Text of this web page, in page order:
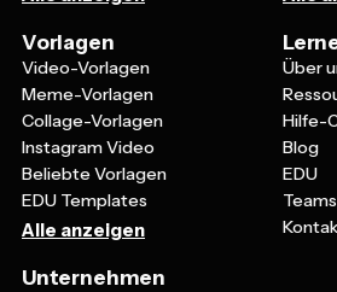
Video-Vorlagen
Meme-Vorlagen
Collage-Vorlagen
Instagram Video
Beliebte Vorlagen
EDU Templates
Alle anzeigen
Über
Hilfe-
Blog
EDU
Teams
Preise